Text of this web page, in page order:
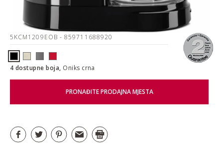
5KCM1209EOB - 859711688920
4 dostupne boja, Oniks crna
PRONAĐITE PRODAJNA MJESTA